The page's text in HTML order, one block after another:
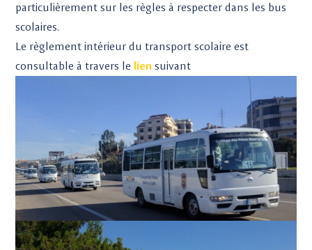
particulièrement sur les règles à respecter dans les bus
scolaires.
Le règlement intérieur du transport scolaire est
consultable à travers le lien suivant